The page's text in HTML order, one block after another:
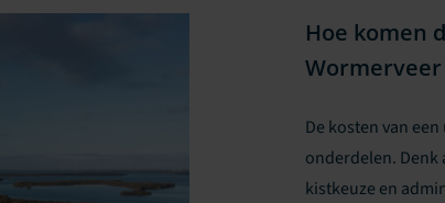
Hoe komen
De kosten van
onderdelen. Denk
kistkeuze en